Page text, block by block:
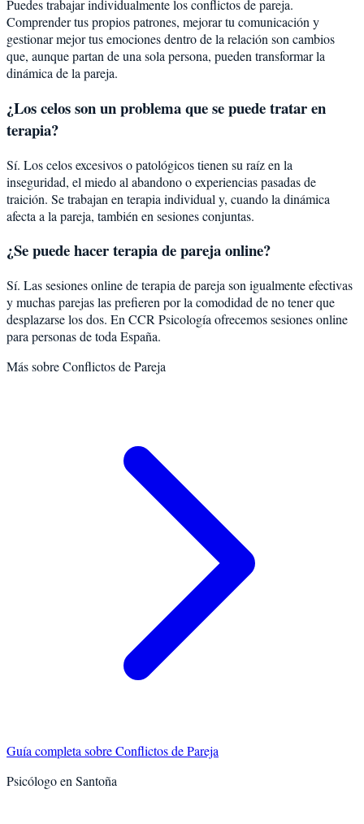
Puedes trabajar individualmente los conflictos de pareja.
Comprender tus propios patrones, mejorar tu comunicación y
gestionar mejor tus emociones dentro de la relación son cambios
que, aunque partan de una sola persona, pueden transformar la
dinámica de la pareja.
¿Los celos son un problema que se puede tratar en
terapia?
Sí. Los celos excesivos o patológicos tienen su raíz en la
inseguridad, el miedo al abandono o experiencias pasadas de
traición. Se trabajan en terapia individual y, cuando la dinámica
afecta a la pareja, también en sesiones conjuntas.
¿Se puede hacer terapia de pareja online?
Sí. Las sesiones online de terapia de pareja son igualmente efectivas
y muchas parejas las prefieren por la comodidad de no tener que
desplazarse los dos. En CCR Psicología ofrecemos sesiones online
para personas de toda España.
Más sobreConflictos de Pareja
Guía completa sobreConflictos de Pareja
Psicólogo en Santoña